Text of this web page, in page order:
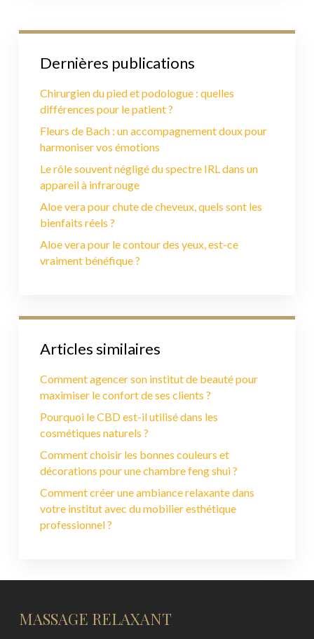
Dernières publications
Chirurgien du pied et podologue : quelles
différences pour le patient ?
Fleurs de Bach : un accompagnement doux pour
harmoniser vos émotions
Le rôle souvent négligé du spectre IRL dans un
appareil à infrarouge
Aloe vera pour chute de cheveux, quels sont les
bienfaits réels ?
Aloe vera pour le contour des yeux, est-ce
vraiment bénéfique ?
Articles similaires
Comment agencer son institut de beauté pour
maximiser le confort de ses clients ?
Pourquoi le CBD est-il utilisé dans les
cosmétiques naturels ?
Comment choisir les bonnes couleurs et
décorations pour une chambre feng shui ?
Comment créer une ambiance relaxante dans
votre institut avec du mobilier esthétique
professionnel ?
MASSAGE RELAXANT